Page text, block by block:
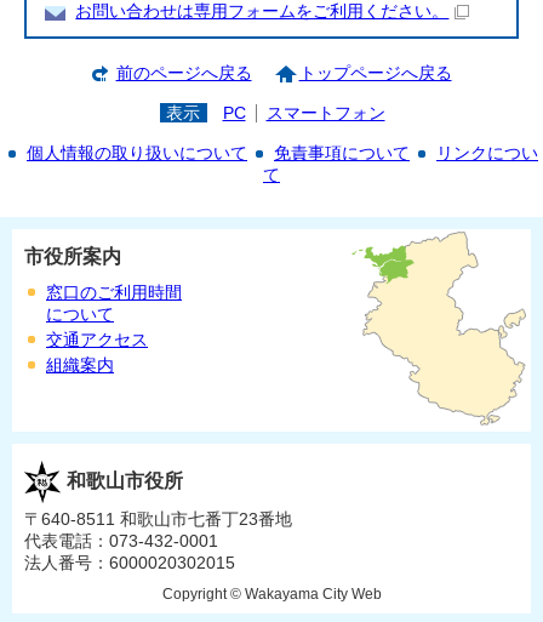
お問い合わせは専用フォームをご利用ください。
前のページへ戻る トップページへ戻る
表示 PC スマートフォン
個人情報の取り扱いについて 免責事項について
リンクについ
て
市役所案内
窓口のご利用時間
について
交通アクセス
組織案内
和歌山市役所
〒640-8511 和歌山市七番丁23番地
代表電話：073-432-0001
法人番号：6000020302015
Copyright © Wakayama City Web